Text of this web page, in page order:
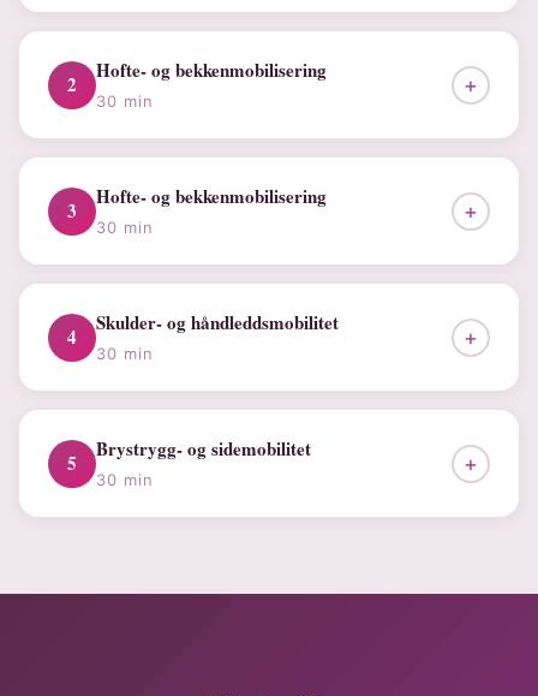
2
Hofte- og bekkenmobilisering
30 min
+
3
Hofte- og bekkenmobilisering
30 min
+
4
Skulder- og håndleddsmobilitet
30 min
+
5
Brystrygg- og sidemobilitet
30 min
+